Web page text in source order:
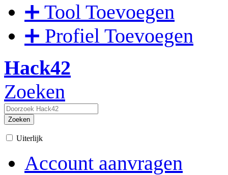
➕ Tool Toevoegen
➕ Profiel Toevoegen
Hack42
Zoeken
Zoeken
Uiterlijk
Account aanvragen